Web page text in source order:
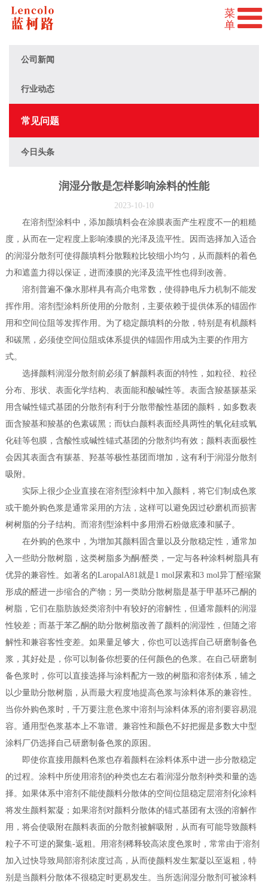
公司新闻
行业动态
常见问题
今日头条
润湿分散是怎样影响涂料的性能
2023-10-10
在溶剂型涂料中，添加颜填料会在涂膜表面产生程度不一的粗糙
度，从而在一定程度上影响漆膜的光泽及流平性。因而选择加入适合
的润湿分散剂可使得颜填料分散颗粒比较细小均匀，从而颜料的着色
力和遮盖力得以保证，进而漆膜的光泽及流平性也得到改善。
溶剂普遍不像水那样具有高介电常数，使得静电斥力机制不能发
挥作用。溶剂型涂料所使用的分散剂，主要依赖于提供体系的锚固作
用和空间位阻等发挥作用。为了稳定颜填料的分散，特别是有机颜料
和碳黑，必须使空间位阻或体系提供的锚固作用成为主要的作用方
式。
选择颜料润湿分散剂前必须了解颜料表面的特性，如粒径、粒径
分布、形状、表面化学结构、表面能和酸碱性等。表面含羧基羰基采
用含碱性锚式基团的分散剂有利于分散带酸性基团的颜料，如多数表
面含羧基和羧基的色素碳黑；而钛白颜料表面经具两性的氧化硅或氧
化硅等包膜，含酸性或碱性锚式基团的分散剂均有效；颜料表面极性
会因其表面含有羰基、羟基等极性基团而增加，这有利于润湿分散剂
吸附。
实际上很少企业直接在溶剂型涂料中加入颜料，将它们制成色浆
或干脆外购色浆是通常采用的方法，这样可以避免因过砂磨机而损害
树树脂的分子结构。而溶剂型涂料中多用滑石粉做底漆和腻子。
在外购的色浆中，为增加其颜料固含量以及分散稳定性，通常加
入一些助分散树脂，这类树脂多为酮/醛类，一定与各种涂料树脂具有
优异的兼容性。如著名的LaropalA81就是1 mol尿素和3 mol异丁醛缩聚
形成的醛进一步缩合的产物；另一类助分散树脂是基于甲基环己酮的
树脂，它们在脂肪族烃类溶剂中有较好的溶解性，但通常颜料的润湿
性较差；而基于苯乙酮的助分散树脂改善了颜料的润湿性，但随之溶
解性和兼容客性变差。如果量足够大，你也可以选挥自己研磨制备色
浆，其好处是，你可以制备你想要的任何颜色的色浆。在自己研磨制
备色浆时，你可以直接选择与涂料配方一致的树脂和溶剂体系，辅之
以少量助分散树脂，从而最大程度地提高色浆与涂料体系的兼容性。
当你外购色浆时，千万要注意色浆中溶剂与涂料体系的溶剂要容易混
容。通用型色浆基本上不靠谱。兼容性和颜色不好把握是多数大中型
涂料厂仍选择自己研磨制备色浆的原困。
即使你直接用颜料色浆也存着颜料在涂料体系中进一步分散稳定
的过程。涂料中所使用溶剂的种类也左右着润湿分散剂种类和量的选
择。如果体系中溶剂不能使颜料分散体的空间位阻稳定层溶剂化涂料
将发生颜料絮凝；如果溶剂对颜料分散体的锚式基团有太强的溶解作
用，将会使吸附在颜料表面的分散剂被解吸附，从而有可能导致颜料
粒子不可逆的聚集-返粗。用溶剂稀释较高浓度色浆时，常常由于溶剂
加入过快导致局部溶剂浓度过高，从而使颜料发生絮凝以至返粗，特
别是当颜料分散体不很稳定时更易发生。当所选润湿分散剂可被涂料